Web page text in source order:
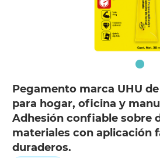
Pegamento marca UHU
para hogar, oficina y
Adhesión confiable sobre
materiales con aplicación
duraderos.